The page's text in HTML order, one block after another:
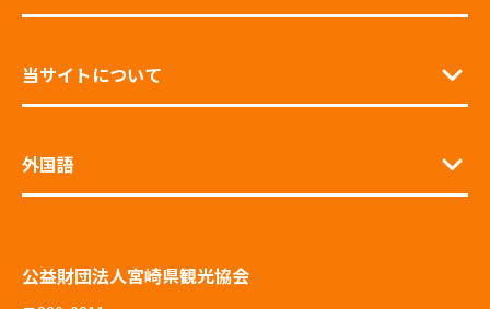
当サイトについて
外国語
公益財団法人宮崎県観光協会